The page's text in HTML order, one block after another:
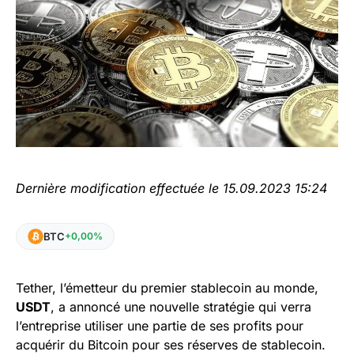
Dernière modification effectuée le 15.09.2023 15:24
BTC+0,00%
Tether, l’émetteur du premier stablecoin au monde,
USDT, a annoncé une nouvelle stratégie qui verra
l’entreprise utiliser une partie de ses profits pour
acquérir du Bitcoin pour ses réserves de stablecoin.